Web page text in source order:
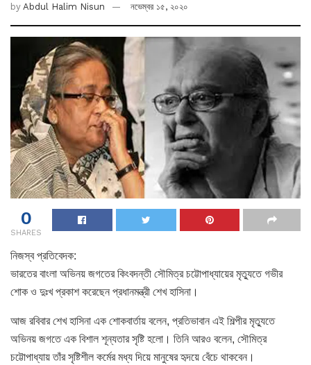
by Abdul Halim Nisun নভেম্বর ১৫, ২০২০
0
SHARES
নিজস্ব প্রতিবেদক:
ভারতের বাংলা অভিনয় জগতের কিংবদন্তী সৌমিত্র চট্টোপাধ্যায়ের মৃত্যুতে গভীর
শোক ও দুঃখ প্রকাশ করেছেন প্রধানমন্ত্রী শেখ হাসিনা।
আজ রবিবার শেখ হাসিনা এক শোকবার্তায় বলেন, প্রতিভাবান এই শিল্পীর মৃত্যুতে
অভিনয় জগতে এক বিশাল শূন্যতার সৃষ্টি হলো। তিনি আরও বলেন, সৌমিত্র
চট্টোপাধ্যায় তাঁর সৃষ্টিশীল কর্মের মধ্য দিয়ে মানুষের হৃদয়ে বেঁচে থাকবেন।